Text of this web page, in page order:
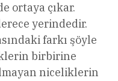
ortaya çıkar.
yerindedir.
farkı şöyle
birbirine
niceliklerin